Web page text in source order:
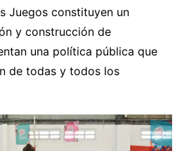
Juegos constituyen un
y construcción de
una política pública que
de todas y todos los